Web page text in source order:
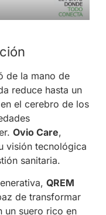
de la mano de
reduce hasta un
el cerebro de los
Ovio Care,
visión tecnológica
sanitaria.
QREM
de transformar
un suero rico en